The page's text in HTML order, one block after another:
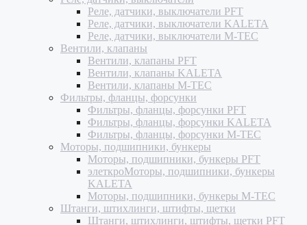
Реле, датчики, выключатели PFT
Реле, датчики, выключатели KALETA
Реле, датчики, выключатели M-TEC
Вентили, клапаны
Вентили, клапаны PFT
Вентили, клапаны KALETA
Вентили, клапаны M-TEC
Фильтры, фланцы, форсунки
Фильтры, фланцы, форсунки PFT
Фильтры, фланцы, форсунки KALETA
Фильтры, фланцы, форсунки M-TEC
Моторы, подшипники, бункеры
Моторы, подшипники, бункеры PFT
элеткроМоторы, подшипники, бункеры
KALETA
Моторы, подшипники, бункеры M-TEC
Штанги, штихлинги, штифты, щетки
Штанги, штихлинги, штифты, щетки PFT